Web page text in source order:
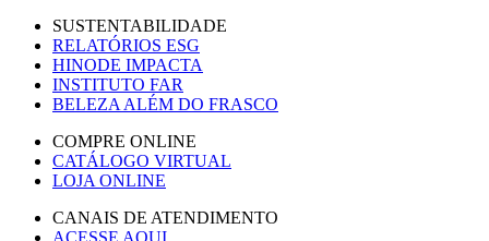
SUSTENTABILIDADE
RELATÓRIOS ESG
HINODE IMPACTA
INSTITUTO FAR
BELEZA ALÉM DO FRASCO
COMPRE ONLINE
CATÁLOGO VIRTUAL
LOJA ONLINE
CANAIS DE ATENDIMENTO